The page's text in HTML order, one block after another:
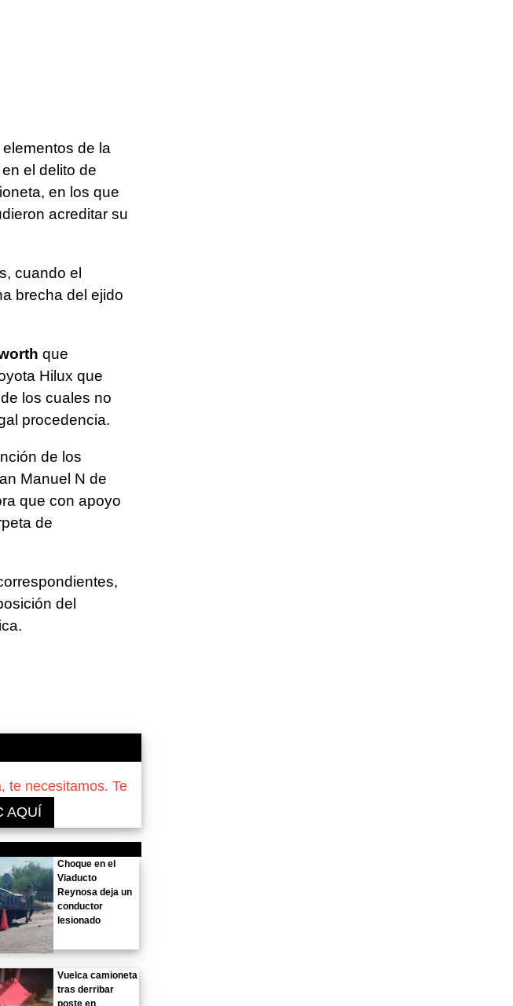
de la
el delito de
en los que
acreditar su
cuando el
brecha del ejido
que
Hilux que
los cuales no
procedencia.
de los
Manuel N de
que con apoyo
de
del
te necesitamos. Te
AQUÍ
Choque en el
Viaducto
Reynosa deja un
conductor
lesionado
Vuelca camioneta
tras derribar
poste en